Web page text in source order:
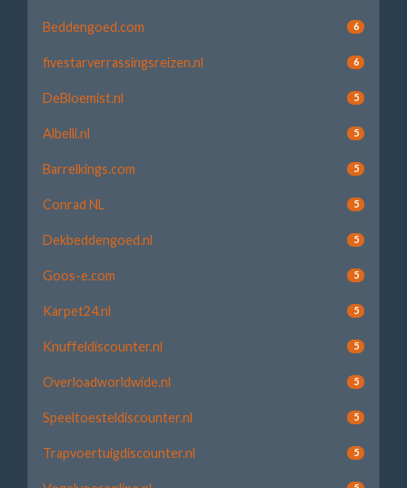
Beddengoed.com 6
fivestarverrassingsreizen.nl 6
DeBloemist.nl 5
Albelli.nl 5
Barrelkings.com 5
Conrad NL 5
Dekbeddengoed.nl 5
Goos-e.com 5
Karpet24.nl 5
Knuffeldiscounter.nl 5
Overloadworldwide.nl 5
Speeltoesteldiscounter.nl 5
Trapvoertuigdiscounter.nl 5